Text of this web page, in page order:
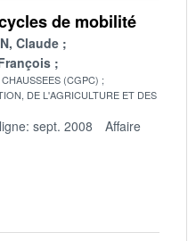
de mobilité
Claude
(CGPC)
DE L'AGRICULTURE ET DES
sept. 2008
Affaire